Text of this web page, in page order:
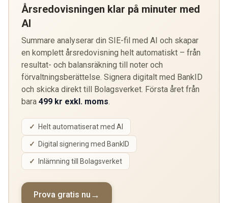
Årsredovisningen klar på minuter med
AI
Summare analyserar din SIE-fil med AI och skapar
en komplett årsredovisning helt automatiskt – från
resultat- och balansräkning till noter och
förvaltningsberättelse. Signera digitalt med BankID
och skicka direkt till Bolagsverket. Första året från
bara 499 kr exkl. moms
Helt automatiserat med AI
Digital signering med BankID
Inlämning till Bolagsverket
Prova gratis nu